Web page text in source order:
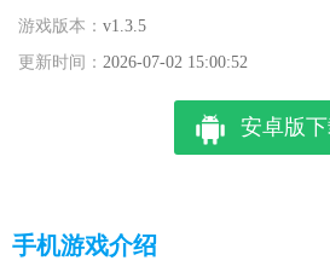
游戏版本： v1.3.5
更新时间： 2026-07-02 15:00:52
安卓版
手机游戏介绍